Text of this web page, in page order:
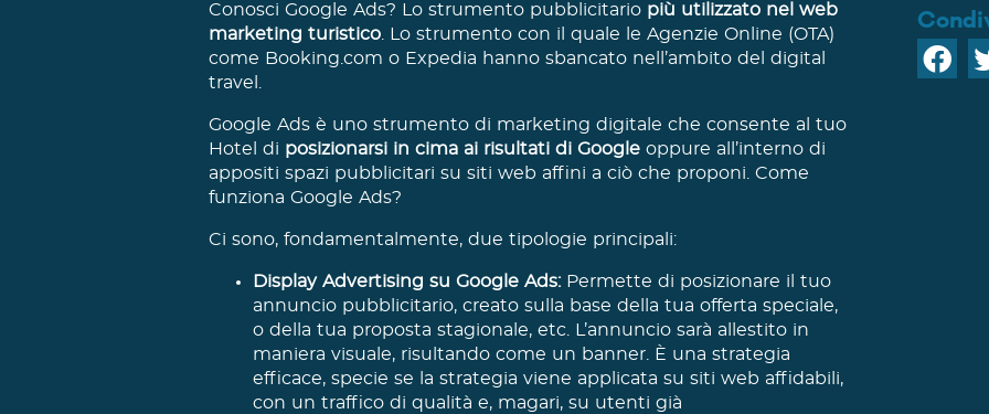
Conosci Google Ads? Lo strumento pubblicitario più utilizzato nel web
marketing turistico. Lo strumento con il quale le Agenzie Online (OTA)
come Booking.com o Expedia hanno sbancato nell’ambito del digital
travel.
Google Ads è uno strumento di marketing digitale che consente al tuo
Hotel di posizionarsi in cima ai risultati di Google oppure all’interno di
appositi spazi pubblicitari su siti web affini a ciò che proponi. Come
funziona Google Ads?
Ci sono, fondamentalmente, due tipologie principali:
Display Advertising su Google Ads: Permette di posizionare il tuo
annuncio pubblicitario, creato sulla base della tua offerta speciale,
o della tua proposta stagionale, etc. L’annuncio sarà allestito in
maniera visuale, risultando come un banner. È una strategia
efficace, specie se la strategia viene applicata su siti web affidabili,
con un traffico di qualità e, magari, su utenti già